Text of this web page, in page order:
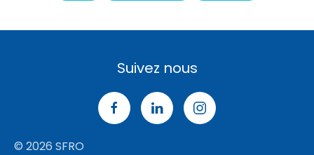
Suivez nous
© 2026 SFRO